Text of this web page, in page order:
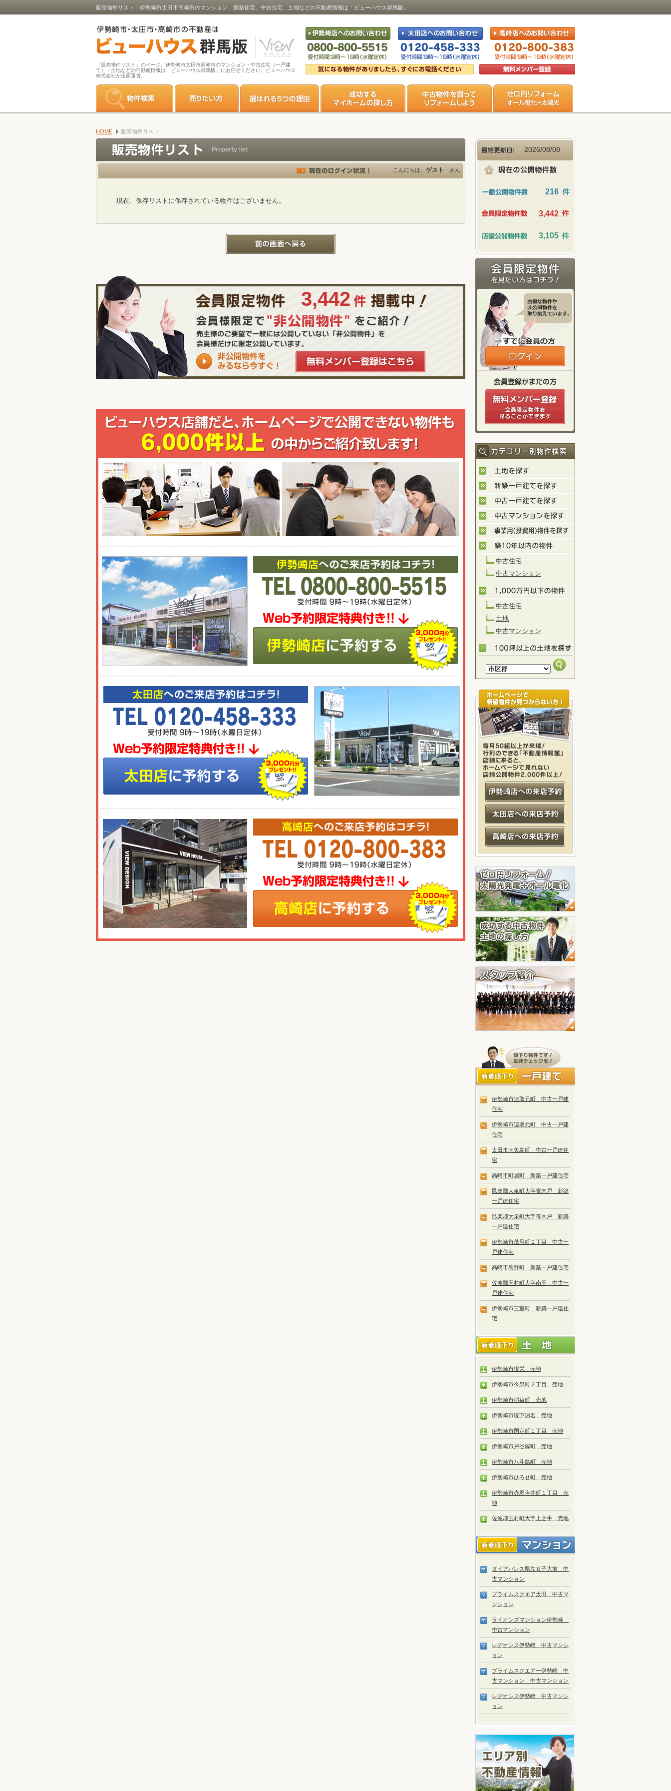
販売物件リスト｜伊勢崎市太田市高崎市のマンション、新築住宅、中古住宅、土地などの不動産情報は「ビューハウス群馬版」
「販売物件リスト」のページ。伊勢崎市太田市高崎市のマンション・中古住宅（一戸建
て）・土地などの不動産情報は「ビューハウス群馬版」にお任せください。ビューハウス
株式会社が企画運営。
HOME 販売物件リスト
こんにちは、 ゲスト さん
現在、保存リストに保存されている物件はございません。
3,442
2026/08/08
216
3,442
3,105
中古住宅
中古マンション
中古住宅
土地
中古マンション
伊勢崎市連取元町 中古一戸建
住宅
伊勢崎市連取元町 中古一戸建
住宅
太田市南矢島町 中古一戸建住
宅
高崎市町屋町 新築一戸建住宅
邑楽郡大泉町大字寄木戸 新築
一戸建住宅
邑楽郡大泉町大字寄木戸 新築
一戸建住宅
伊勢崎市茂呂町２丁目 中古一
戸建住宅
高崎市島野町 新築一戸建住宅
佐波郡玉村町大字南玉 中古一
戸建住宅
伊勢崎市三室町 新築一戸建住
宅
伊勢崎市境栄 売地
伊勢崎市今泉町２丁目 売地
伊勢崎市稲荷町 売地
伊勢崎市境下渕名 売地
伊勢崎市国定町１丁目 売地
伊勢崎市戸谷塚町 売地
伊勢崎市八斗島町 売地
伊勢崎市ひろせ町 売地
伊勢崎市赤堀今井町１丁目 売
地
佐波郡玉村町大字上之手 売地
ダイアパレス県立女子大前 中
古マンション
プライムスクエア太田 中古マ
ンション
ライオンズマンション伊勢崎
中古マンション
レヂオンス伊勢崎 中古マンシ
ョン
プライムスクエアー伊勢崎 中
古マンション 中古マンション
レヂオンス伊勢崎 中古マンシ
ョン